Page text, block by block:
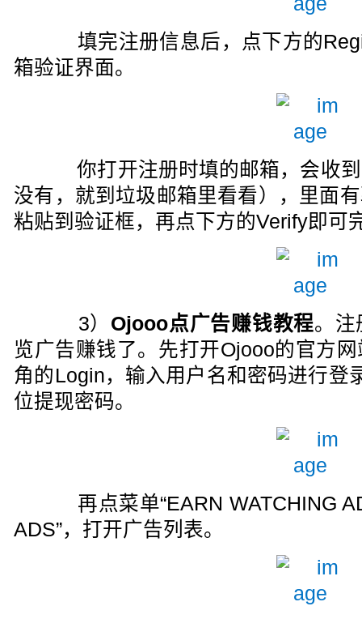
填完注册信息后，点下方的
箱验证界面。
你打开注册时填的邮箱，会收到
没有，就到垃圾邮箱里看看），里面
粘贴到验证框，再点下方的Verify即可
3） Ojooo点广告赚钱教程。注
览广告赚钱了。先打开Ojooo的官方
角的Login，输入用户名和密码进行登
位提现密码。
再点菜单“EARN WATCHING
ADS”，打开广告列表。